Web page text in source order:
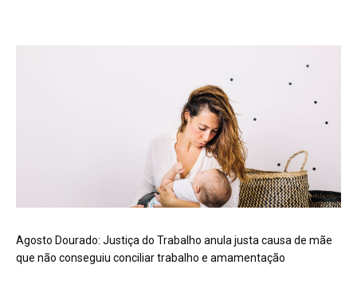
Agosto Dourado: Justiça do Trabalho anula justa causa de mãe
que não conseguiu conciliar trabalho e amamentação